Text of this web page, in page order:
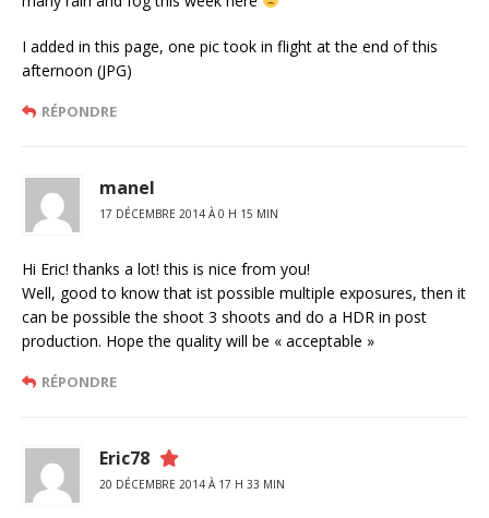
I added in this page, one pic took in flight at the end of this
afternoon (JPG)
RÉPONDRE
manel
17 DÉCEMBRE 2014 À 0 H 15 MIN
Hi Eric! thanks a lot! this is nice from you!
Well, good to know that ist possible multiple exposures, then it
can be possible the shoot 3 shoots and do a HDR in post
production. Hope the quality will be « acceptable »
RÉPONDRE
Eric78
20 DÉCEMBRE 2014 À 17 H 33 MIN